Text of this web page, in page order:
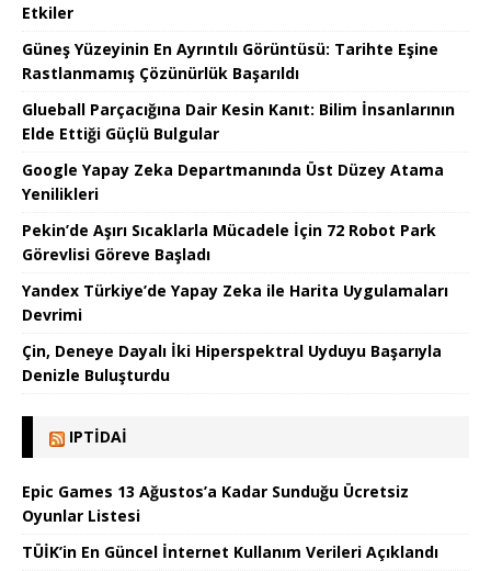
Etkiler
Güneş Yüzeyinin En Ayrıntılı Görüntüsü: Tarihte Eşine
Rastlanmamış Çözünürlük Başarıldı
Glueball Parçacığına Dair Kesin Kanıt: Bilim İnsanlarının
Elde Ettiği Güçlü Bulgular
Google Yapay Zeka Departmanında Üst Düzey Atama
Yenilikleri
Pekin’de Aşırı Sıcaklarla Mücadele İçin 72 Robot Park
Görevlisi Göreve Başladı
Yandex Türkiye’de Yapay Zeka ile Harita Uygulamaları
Devrimi
Çin, Deneye Dayalı İki Hiperspektral Uyduyu Başarıyla
Denizle Buluşturdu
IPTIDAI
Epic Games 13 Ağustos’a Kadar Sunduğu Ücretsiz
Oyunlar Listesi
TÜİK’in En Güncel İnternet Kullanım Verileri Açıklandı